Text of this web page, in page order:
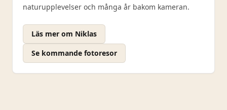
naturupplevelser och många år bakom kameran.
Läs mer om Niklas
Se kommande fotoresor